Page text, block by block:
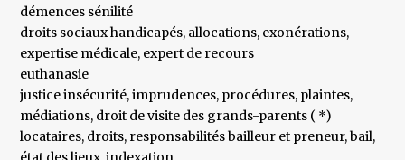
démences sénilité
droits sociaux handicapés, allocations, exonérations,
expertise médicale, expert de recours
euthanasie
justice insécurité, imprudences, procédures, plaintes,
médiations, droit de visite des grands-parents ( *)
locataires, droits, responsabilités bailleur et preneur, bail,